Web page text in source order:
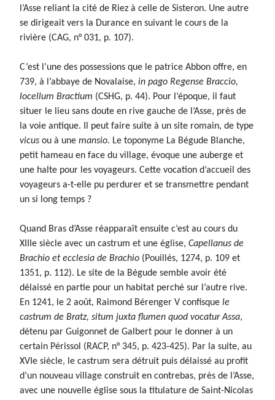
l’Asse reliant la cité de Riez à celle de Sisteron. Une autre
se dirigeait vers la Durance en suivant le cours de la
rivière (CAG, n° 031, p. 107).
C’est l’une des possessions que le patrice Abbon offre, en
739, à l’abbaye de Novalaise, in pago Regense Braccio,
locellum Bractium (CSHG, p. 44). Pour l’époque, il faut
situer le lieu sans doute en rive gauche de l’Asse, près de
la voie antique. Il peut faire suite à un site romain, de type
vicus ou à une mansio. Le toponyme La Bégude Blanche,
petit hameau en face du village, évoque une auberge et
une halte pour les voyageurs. Cette vocation d’accueil des
voyageurs a-t-elle pu perdurer et se transmettre pendant
un si long temps ?
Quand Bras d’Asse réapparaît ensuite c’est au cours du
XIIIe siècle avec un castrum et une église, Capellanus de
Brachio et ecclesia de Brachio (Pouillés, 1274, p. 109 et
1351, p. 112). Le site de la Bégude semble avoir été
délaissé en partie pour un habitat perché sur l’autre rive.
En 1241, le 2 août, Raimond Bérenger V confisque le
castrum de Bratz, situm juxta flumen quod vocatur Assa,
détenu par Guigonnet de Galbert pour le donner à un
certain Périssol (RACP, n° 345, p. 423-425). Par la suite, au
XVIe siècle, le castrum sera détruit puis délaissé au profit
d’un nouveau village construit en contrebas, près de l’Asse,
avec une nouvelle église sous la titulature de Saint-Nicolas